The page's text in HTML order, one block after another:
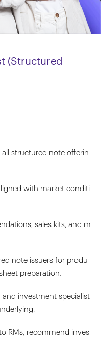
(Structured
structured note offerin
with market conditi
sales kits, and m
note issuers for produ
preparation.
investment specialist
RMs, recommend inves